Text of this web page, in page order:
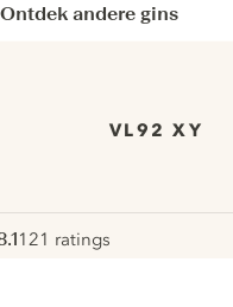
Ontdek andere gins
VL92 XY
121 ratings